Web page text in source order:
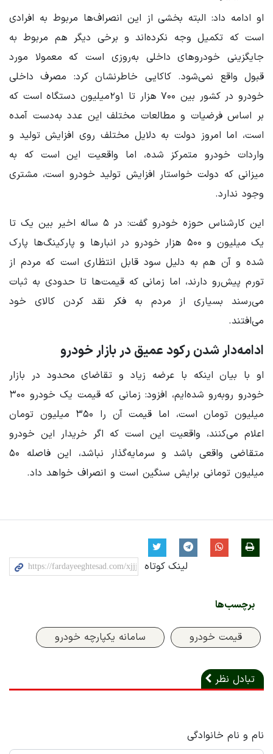
او ادامه داد: البته بخشی از این انصراف‌ها مربوط به افرادی
است که تکمیل وجه نکرده‌اند و برخی دیگر هم مربوط به
جایگزینی خودروهای داخلی به‌روزی است که معمولا مورد
قبول واقع نمی‌شود. کاکایی خاطرنشان کرد: مصرف داخلی
خودرو در کشور بین ۷۰۰ هزار تا ۱و۲میلیون دستگاه است که
بر اساس فرضیات و مطالعات مختلف این عدد به‌دست آمده
است، اما امروز دولت به دلایل مختلف روی افزایش تولید و
واردات خودرو متمرکز شده، اما واقعیت این است که به
میزانی که دولت خواستار افزایش تولید خودرو است، مشتری
وجود ندارد.
این کارشناس حوزه خودرو گفت: در ۵ ساله اخیر بین یک تا
یک میلیون و ۵۰۰ هزار خودرو در انبارها و پارکینگ‌ها پارک
شده و آن هم به دلیل سود قابل انتظاری است که مردم از
تورم پیش‌رو دارند، اما زمانی که قیمت‌ها تا حدودی به ثبات
می‌رسند بسیاری از مردم به فکر نقد کردن کالای خود
می‌افتند.
ادامه‌دار شدن رکود عمیق در بازار خودرو
او با بیان اینکه با عرضه زیاد و تقاضای محدود در بازار
خودرو روبه‌رو شده‌ایم، افزود: زمانی که قیمت یک خودرو ۳۰۰
میلیون تومان است، اما قیمت آن را ۳۵۰ میلیون تومان
اعلام می‌کنند، واقعیت این است که اگر خریدار این خودرو
متقاضی واقعی باشد و سرمایه‌گذار نباشد، این فاصله ۵۰
میلیون تومانی برایش سنگین است و انصراف خواهد داد.
لینک کوتاه
برچسب‌ها
قیمت خودرو سامانه یکپارچه خودرو
تبادل نظر
نام و نام خانوادگی